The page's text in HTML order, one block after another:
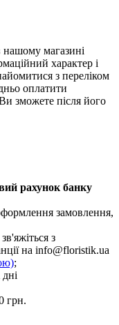
нашому магазині
характер і
з переліком
оплатити
зможете після його
рахунок банку
замовлення,
з
на info@floristik.ua
;
грн.